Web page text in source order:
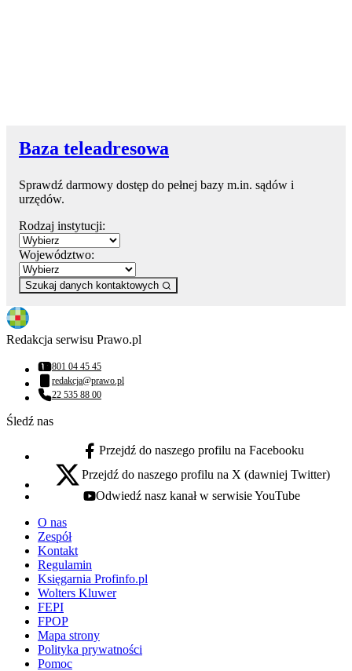
Baza teleadresowa
Sprawdź darmowy dostęp do pełnej bazy m.in. sądów i
urzędów.
Rodzaj instytucji:
Województwo:
Szukaj danych kontaktowych
Redakcja serwisu Prawo.pl
Numer telefonu:
801 04 45 45
Adres email:
redakcja@prawo.pl
Numer telefonu:
22 535 88 00
Śledź nas
facebook - otwiera się w nowej karcie
Przejdź do naszego profilu na Facebooku
x - otwiera się w nowej karcie
Przejdź do naszego profilu na X (dawniej Twitter)
youtube - otwiera się w nowej karcie
Odwiedź nasz kanał w serwisie YouTube
O nas
Zespół
Kontakt
Regulamin
Księgarnia Profinfo.pl
Wolters Kluwer
FEPI
FPOP
Mapa strony
Polityka prywatności
Pomoc